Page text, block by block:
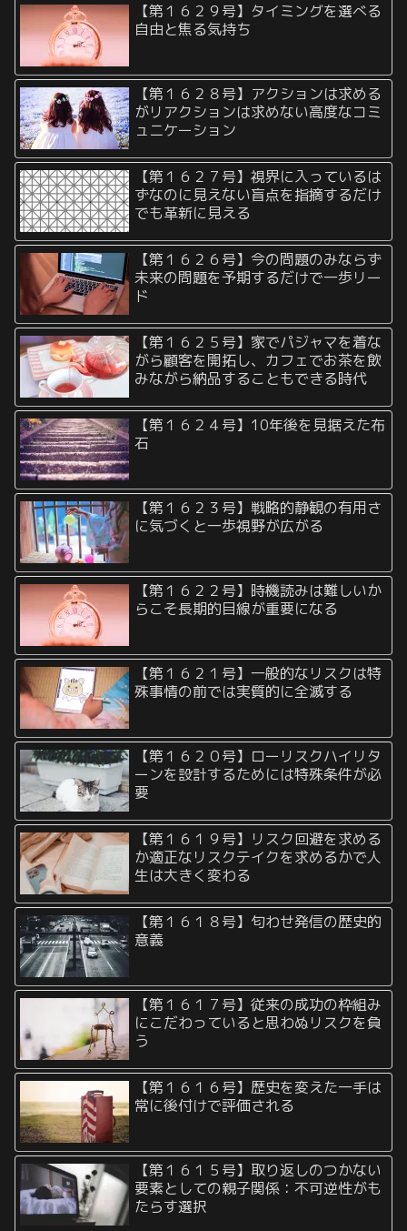
【第１６２９号】タイミングを選べる
自由と焦る気持ち
【第１６２８号】アクションは求める
がリアクションは求めない高度なコミ
ュニケーション
【第１６２７号】視界に入っているは
ずなのに見えない盲点を指摘するだけ
でも革新に見える
【第１６２６号】今の問題のみならず
未来の問題を予期するだけで一歩リー
ド
【第１６２５号】家でパジャマを着な
がら顧客を開拓し、カフェでお茶を飲
みながら納品することもできる時代
【第１６２４号】10年後を見据えた布
石
【第１６２３号】戦略的静観の有用さ
に気づくと一歩視野が広がる
【第１６２２号】時機読みは難しいか
らこそ長期的目線が重要になる
【第１６２１号】一般的なリスクは特
殊事情の前では実質的に全滅する
【第１６２０号】ローリスクハイリタ
ーンを設計するためには特殊条件が必
要
【第１６１９号】リスク回避を求める
か適正なリスクテイクを求めるかで人
生は大きく変わる
【第１６１８号】匂わせ発信の歴史的
意義
【第１６１７号】従来の成功の枠組み
にこだわっていると思わぬリスクを負
う
【第１６１６号】歴史を変えた一手は
常に後付けで評価される
【第１６１５号】取り返しのつかない
要素としての親子関係：不可逆性がも
たらす選択